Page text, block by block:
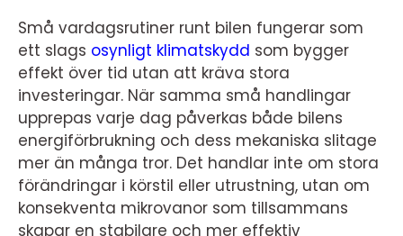
Små vardagsrutiner runt bilen fungerar som
ett slags osynligt klimatskydd som bygger
effekt över tid utan att kräva stora
investeringar. När samma små handlingar
upprepas varje dag påverkas både bilens
energiförbrukning och dess mekaniska slitage
mer än många tror. Det handlar inte om stora
förändringar i körstil eller utrustning, utan om
konsekventa mikrovanor som tillsammans
skapar en stabilare och mer effektiv